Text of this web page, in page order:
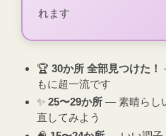
れます
🏆30か所 全部見つけた！
もに超一流です
✨25〜29か所 ― 素晴らし
直してみよう